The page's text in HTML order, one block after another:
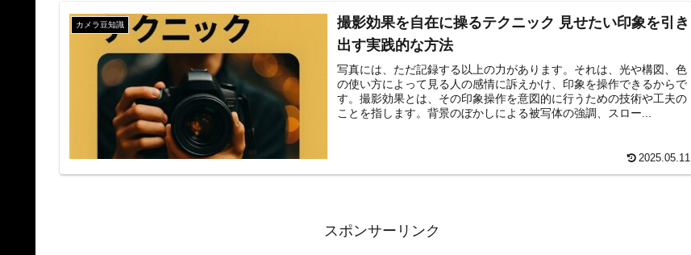
カメラ豆知識
撮影効果を自在に操るテクニック 見せたい印象を引き
出す実践的な方法
写真には、ただ記録する以上の力があります。それは、光や構図、色
の使い方によって見る人の感情に訴えかけ、印象を操作できるからで
す。撮影効果とは、その印象操作を意図的に行うための技術や工夫の
ことを指します。背景のぼかしによる被写体の強調、スロー...
2025.05.11
スポンサーリンク